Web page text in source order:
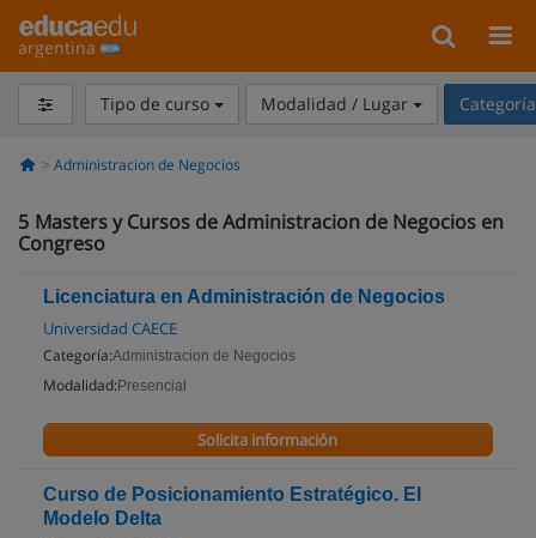
argentina
Tipo de curso Modalidad / Lugar
Administracion de Negocios
5 Masters y Cursos de Administracion de Negocios en
Congreso
Licenciatura en Administración de Negocios
Universidad CAECE
Categoría:Administracion de Negocios
Modalidad: Presencial
Solicita información
Curso de Posicionamiento Estratégico. El
Modelo Delta